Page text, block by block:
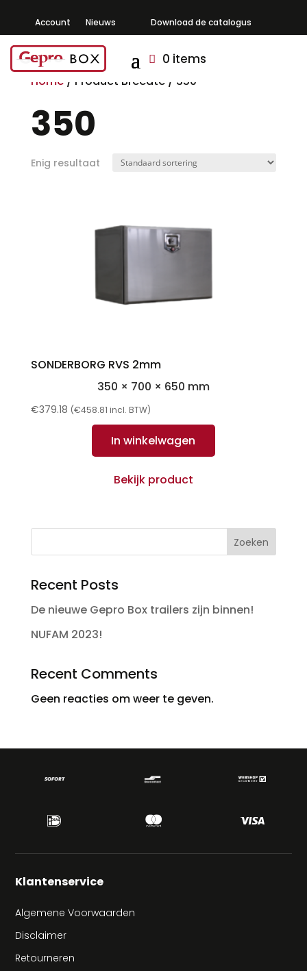
Account Nieuws Download de catalogus
0 items
Home/ Product Breedte / 350
350
Enig resultaat
SONDERBORG RVS 2mm
350 × 700 × 650 mm
€379.18 (€458.81 incl. BTW)
In winkelwagen
Bekijk product
Zoeken
Recent Posts
De nieuwe Gepro Box trailers zijn binnen!
NUFAM 2023!
Recent Comments
Geen reacties om weer te geven.
Klantenservice
Algemene Voorwaarden
Disclaimer
Retourneren